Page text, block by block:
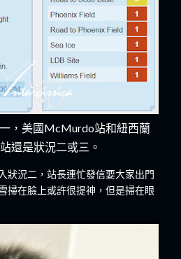
，美國McMurdo站和紐西蘭
還是狀況二或三。
狀況二，站長連忙發信要大家出門
掃在臉上或許很提神，但是掃在眼